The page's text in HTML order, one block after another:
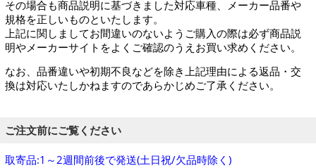
その場合も商品説明に基づきました対応車種、メーカー品番や
規格を正しいものといたします。
上記に関しましてお間違いのないようご購入の際は必ず商品説
明やメーカーサイトをよくご確認のうえお買い求めください。
なお、品番違いや初期不良などを除き上記理由による返品・交
換は対応いたしかねますのであらかじめご了承ください。
ご注文前にご覧ください
取寄品:1～2週間前後で発送(土日祝/欠品時除く)